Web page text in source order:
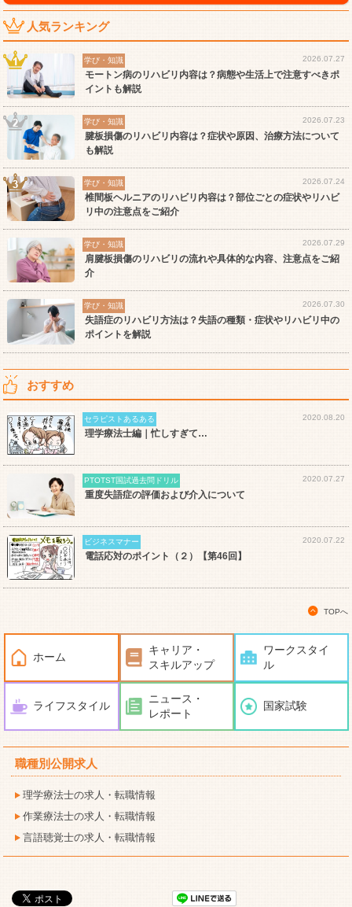
人気ランキング
学び・知識 2026.07.27
モートン病のリハビリ内容は？病態や生活上で注意すべきポ
イントも解説
学び・知識 2026.07.23
腱板損傷のリハビリ内容は？症状や原因、治療方法について
も解説
学び・知識 2026.07.24
椎間板ヘルニアのリハビリ内容は？部位ごとの症状やリハビ
リ中の注意点をご紹介
学び・知識 2026.07.29
肩腱板損傷のリハビリの流れや具体的な内容、注意点をご紹
介
学び・知識 2026.07.30
失語症のリハビリ方法は？失語の種類・症状やリハビリ中の
ポイントを解説
おすすめ
セラピストあるある 2020.08.20
理学療法士編｜忙しすぎて…
PTOTST国試過去問ドリル 2020.07.27
重度失語症の評価および介入について
ビジネスマナー 2020.07.22
電話応対のポイント（２）【第46回】
TOPへ
ホーム
キャリア・
スキルアップ
ワークスタイ
ル
ライフスタイル
ニュース・
レポート
国家試験
職種別公開求人
理学療法士の求人・転職情報
作業療法士の求人・転職情報
言語聴覚士の求人・転職情報